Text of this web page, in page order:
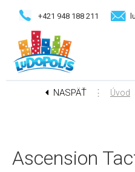
+421 948 188 211
NASPÄŤ ⋮ Úvod
Ascension